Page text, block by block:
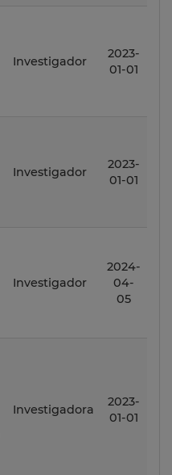
Investigador
2023-
01-01
Investigador
2023-
01-01
Investigador
2024-
04-
05
Investigadora
2023-
01-01